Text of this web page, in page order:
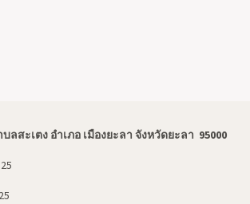
ลสะเตง อำเภอ เมืองยะลา จังหวัดยะลา 95000